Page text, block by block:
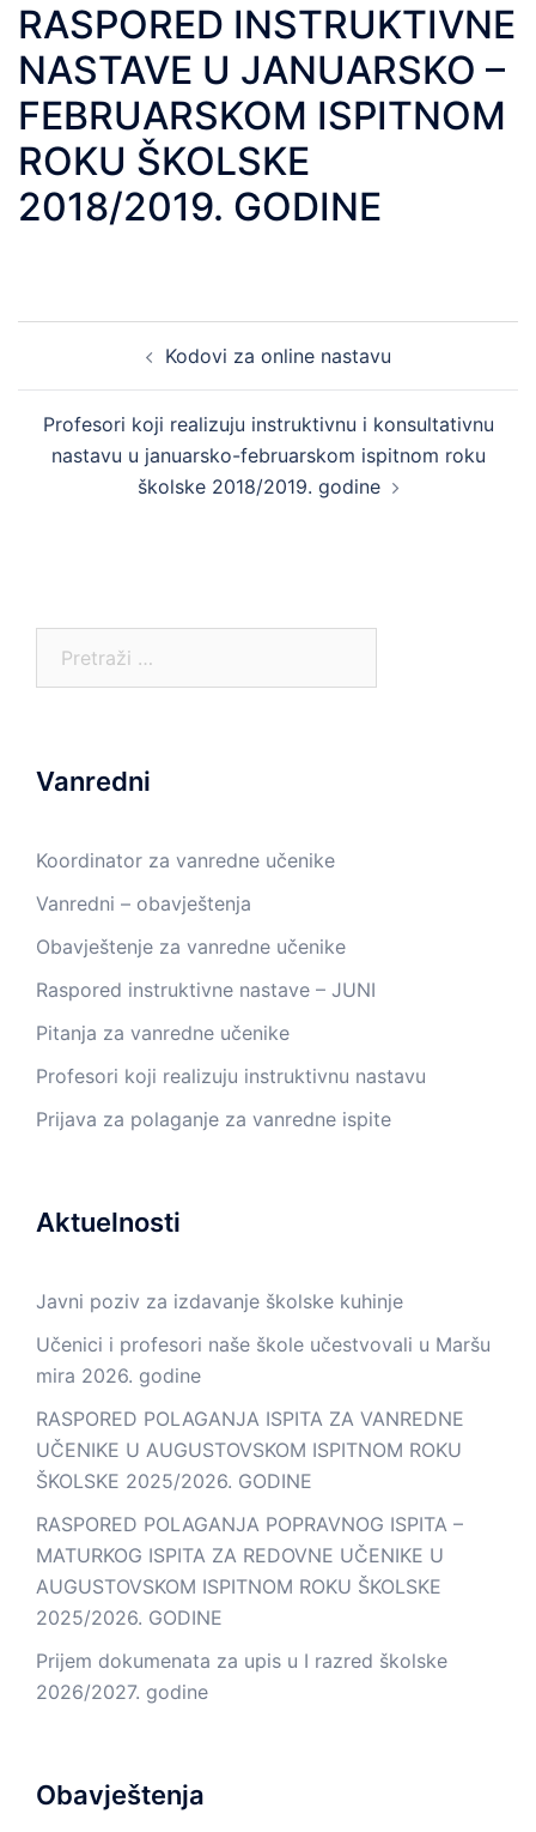
RASPORED INSTRUKTIVNE
NASTAVE U JANUARSKO –
FEBRUARSKOM ISPITNOM
ROKU ŠKOLSKE
2018/2019. GODINE
navigation Kodovi za online nastavu
Profesori koji realizuju instruktivnu i konsultativnu
nastavu u januarsko-februarskom ispitnom roku
školske 2018/2019. godine
Vanredni
Koordinator za vanredne učenike
Vanredni – obavještenja
Obavještenje za vanredne učenike
Raspored instruktivne nastave – JUNI
Pitanja za vanredne učenike
Profesori koji realizuju instruktivnu nastavu
Prijava za polaganje za vanredne ispite
Aktuelnosti
Javni poziv za izdavanje školske kuhinje
Učenici i profesori naše škole učestvovali u Maršu
mira 2026. godine
RASPORED POLAGANJA ISPITA ZA VANREDNE
UČENIKE U AUGUSTOVSKOM ISPITNOM ROKU
ŠKOLSKE 2025/2026. GODINE
RASPORED POLAGANJA POPRAVNOG ISPITA –
MATURKOG ISPITA ZA REDOVNE UČENIKE U
AUGUSTOVSKOM ISPITNOM ROKU ŠKOLSKE
2025/2026. GODINE
Prijem dokumenata za upis u I razred školske
2026/2027. godine
Obavještenja